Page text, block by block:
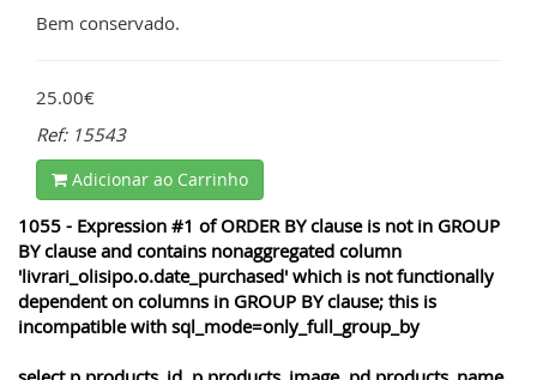
Bem conservado.
25.00€
Ref: 15543
Adicionar ao Carrinho
1055 - Expression #1 of ORDER BY clause is not in GROUP
BY clause and contains nonaggregated column
'livrari_olisipo.o.date_purchased' which is not functionally
dependent on columns in GROUP BY clause; this is
incompatible with sql_mode=only_full_group_by